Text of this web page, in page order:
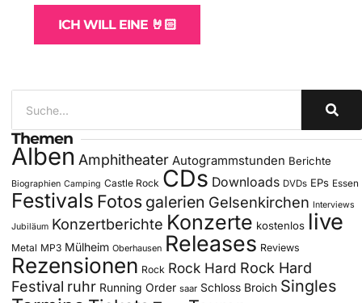
ICH WILL EINE 🤘🏻
Themen
Alben Amphitheater Autogrammstunden Berichte
Biographien Camping Castle Rock CDs Downloads DVDs EPs Essen
Festivals Fotos galerien Gelsenkirchen Interviews
Jubiläum Konzertberichte Konzerte kostenlos live
Metal MP3 Mülheim Oberhausen Releases Reviews
Rezensionen Rock Rock Hard Rock Hard
Festival ruhr Running Order saar Schloss Broich Singles